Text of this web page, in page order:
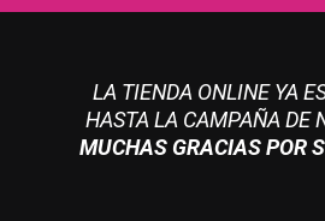
LA TIENDA ONLINE YA
HASTA LA CAMPAÑA DE
MUCHAS GRACIAS POR